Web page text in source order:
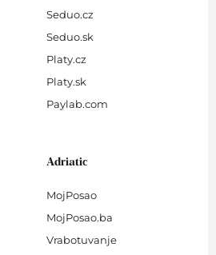
Seduo.cz
Seduo.sk
Platy.cz
Platy.sk
Paylab.com
Adriatic
MojPosao
MojPosao.ba
Vrabotuvanje